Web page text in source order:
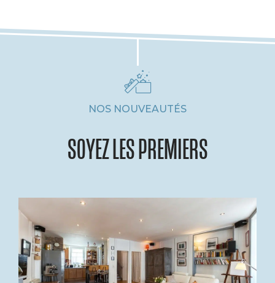
NOS NOUVEAUTÉS
SOYEZ LES PREMIERS